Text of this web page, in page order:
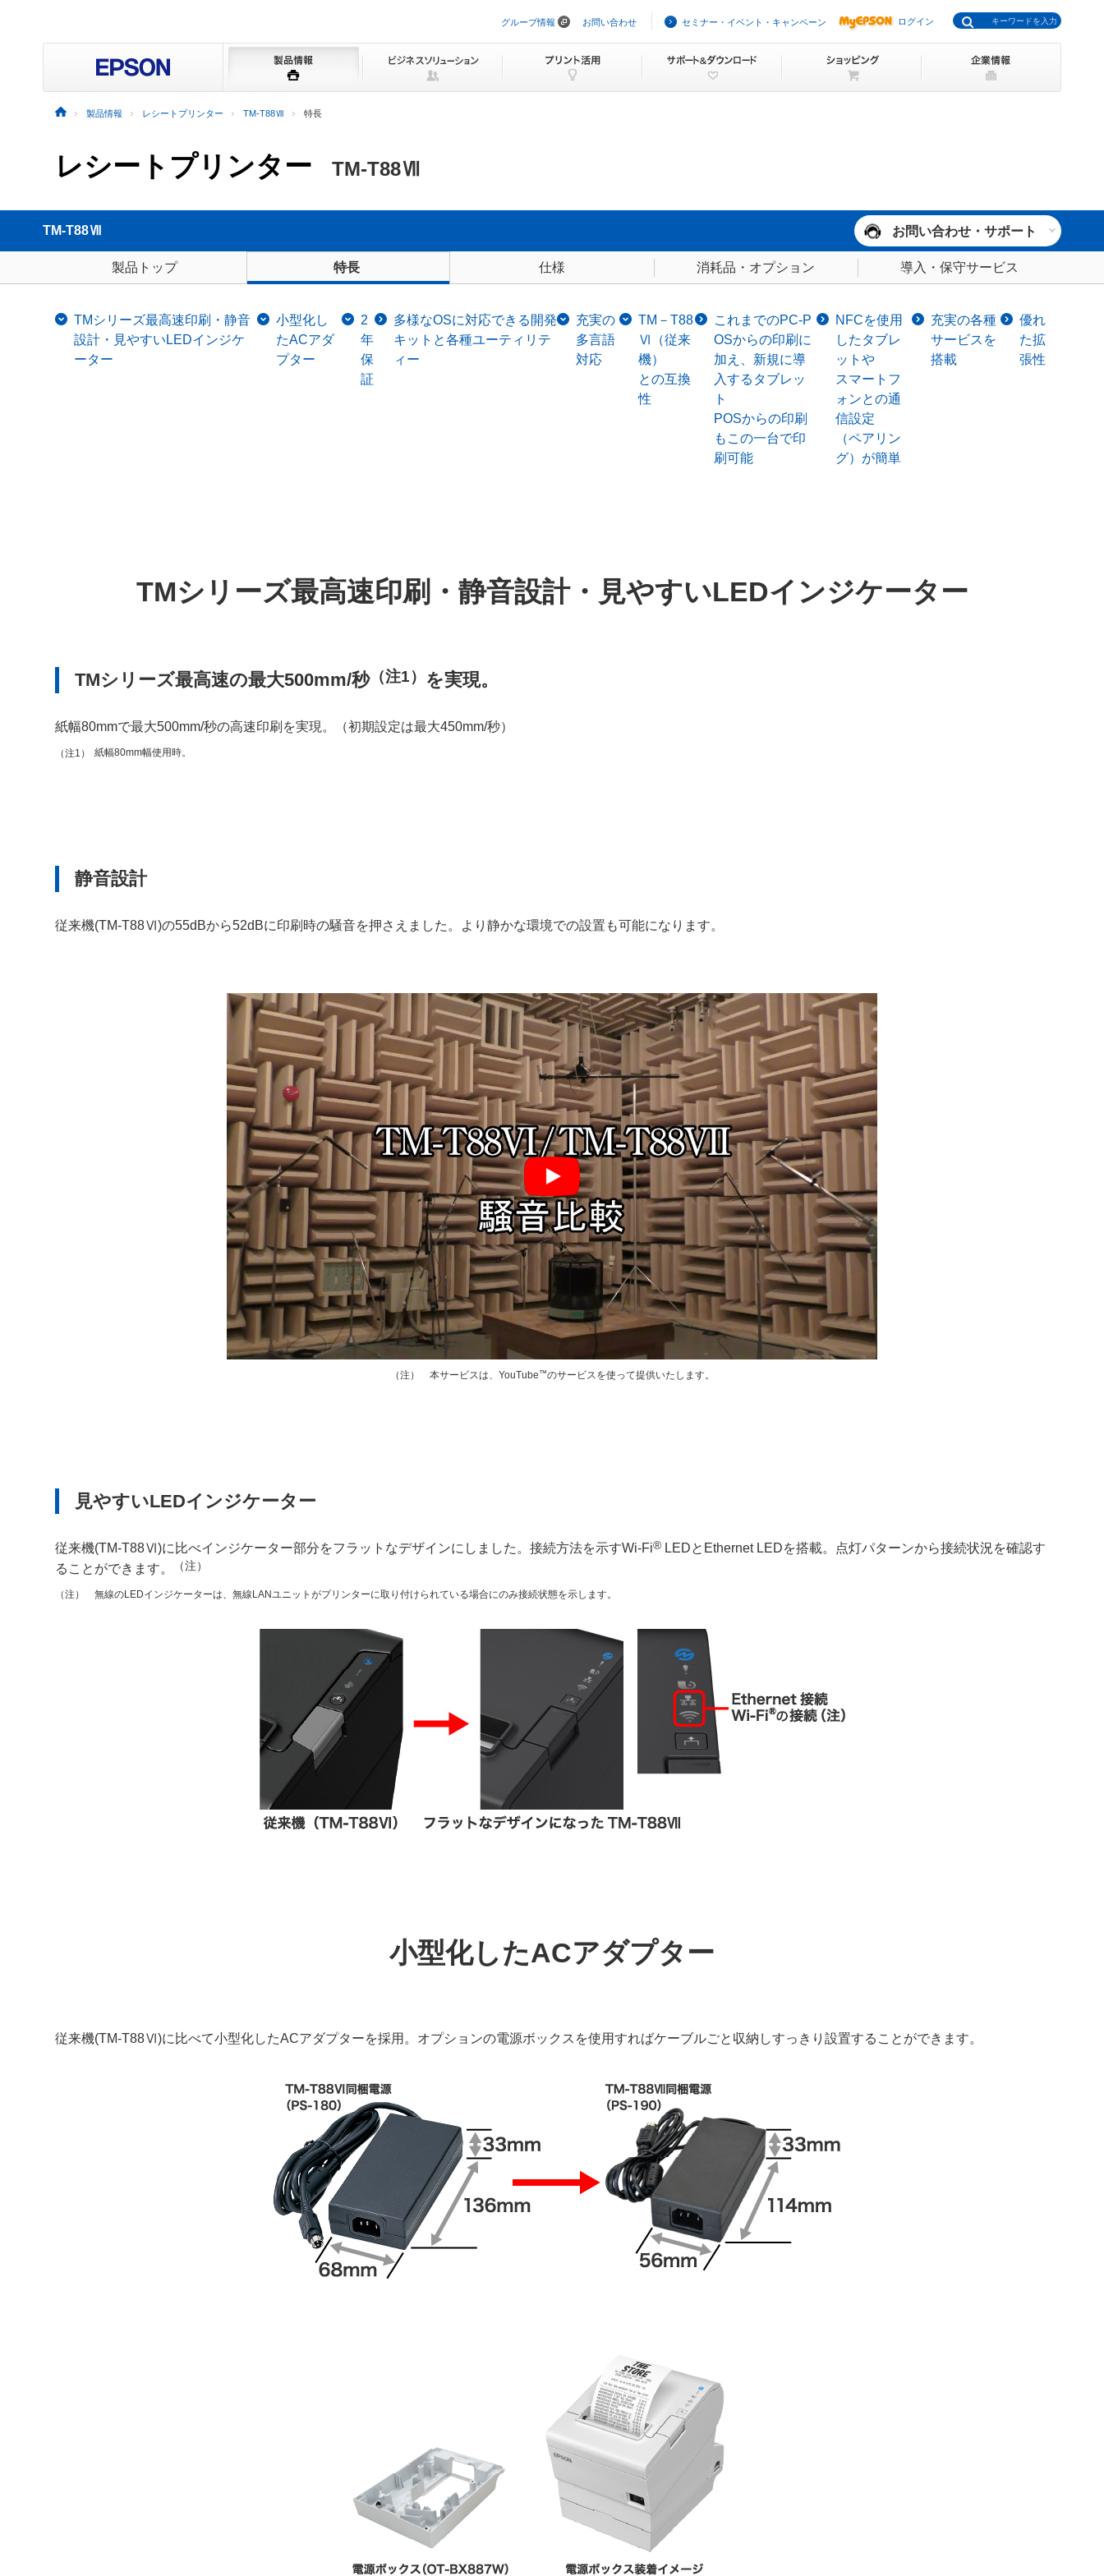
ビ
ョ
グループ情報 お問い合わせ セミナー・イベント・キャンペーン ログイン
製品情報 レシートプリンター TM-T88Ⅶ 特長
レシートプリンター TM-T88Ⅶ
TM-T88Ⅶ お問い合わせ・サポート
製品トップ 特長 仕様 消耗品・オプション 導入・保守サービス
TMシリーズ最高速印刷・静音
設計・見やすいLEDインジケ
ーター
小型化し
たACアダ
プター
2
年
保
証
多様なOSに対応できる開発
キットと各種ユーティリテ
ィー
充実の
多言語
対応
TM－T88
Ⅵ（従来
機）
との互換
性
これまでのPC-P
OSからの印刷に
加え、新規に導
入するタブレッ
ト
POSからの印刷
もこの一台で印
刷可能
NFCを使用
したタブレ
ットや
スマートフ
ォンとの通
信設定
（ペアリン
グ）が簡単
充実の各種
サービスを
搭載
優れ
た拡
張性
TMシリーズ最高速印刷・静音設計・見やすいLEDインジケーター
TMシリーズ最高速の最大500mm/秒（注1） を実現。
紙幅80mmで最大500mm/秒の高速印刷を実現。（初期設定は最大450mm/秒）
（注1） 紙幅80mm幅使用時。
静音設計
従来機(TM-T88Ⅵ)の55dBから52dBに印刷時の騒音を押さえました。より静かな環境での設置も可能になります。
（注） 本サービスは、YouTube™のサービスを使って提供いたします。
見やすいLEDインジケーター
従来機(TM-T88Ⅵ)に比べインジケーター部分をフラットなデザインにしました。接続方法を示すWi-Fi® LEDとEthernet LEDを搭載。点灯パターンから接続状況を確認す
ることができます。
（注）
（注） 無線のLEDインジケーターは、無線LANユニットがプリンターに取り付けられている場合にのみ接続状態を示します。
小型化したACアダプター
従来機(TM-T88Ⅵ)に比べて小型化したACアダプターを採用。オプションの電源ボックスを使用すればケーブルごと収納しすっきり設置することができます。